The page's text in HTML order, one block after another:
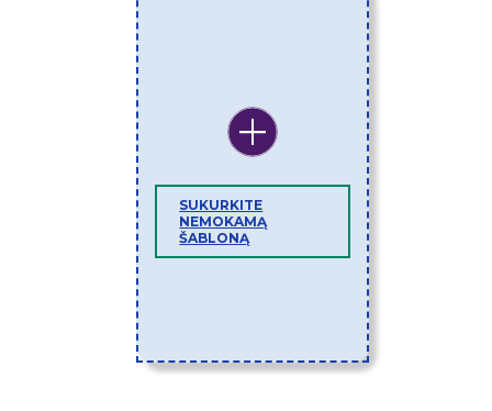
SUKURKITE
NEMOKAMĄ
ŠABLONĄ